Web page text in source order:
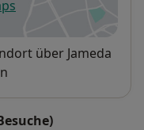
in einer neuen
über Jameda